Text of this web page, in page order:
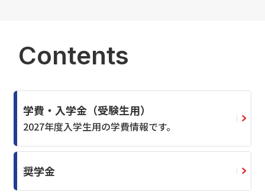
Contents
学費・入学金（受験生用）
2027年度入学生用の学費情報です。
奨学金